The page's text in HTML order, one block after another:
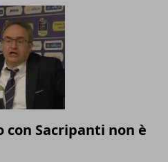
Sacripanti non è